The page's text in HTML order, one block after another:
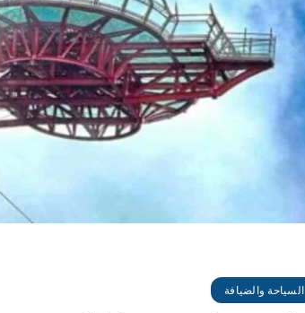
السياحة والضيافة